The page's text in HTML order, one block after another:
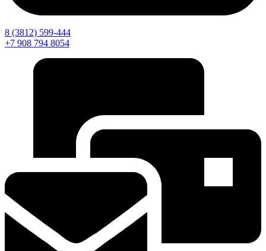
8 (3812) 599-444
+7 908 794 8054